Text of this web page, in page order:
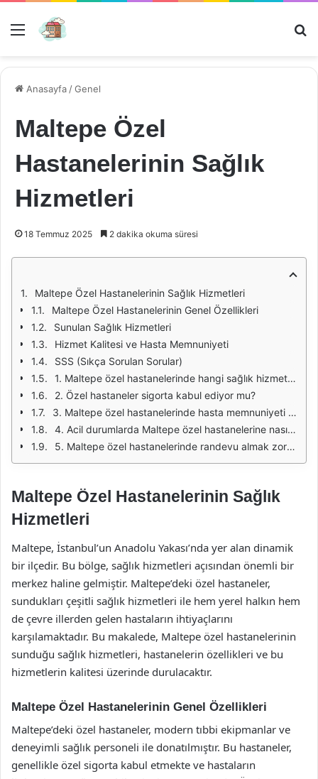
Menü
Anasayfa /Genel
Maltepe Özel
Hastanelerinin Sağlık
Hizmetleri
18 Temmuz 2025 2 dakika okuma süresi
Maltepe Özel Hastanelerinin Sağlık Hizmetleri
Maltepe Özel Hastanelerinin Genel Özellikleri
Sunulan Sağlık Hizmetleri
Hizmet Kalitesi ve Hasta Memnuniyeti
SSS (Sıkça Sorulan Sorular)
1. Maltepe özel hastanelerinde hangi sağlık hizmetleri sunulmaktadır?
2. Özel hastaneler sigorta kabul ediyor mu?
3. Maltepe özel hastanelerinde hasta memnuniyeti nasıl sağlanmaktadır?
4. Acil durumlarda Maltepe özel hastanelerine nasıl ulaşabilirim?
5. Maltepe özel hastanelerinde randevu almak zor mu?
Maltepe Özel Hastanelerinin Sağlık
Hizmetleri
Maltepe, İstanbul’un Anadolu Yakası’nda yer alan dinamik
bir ilçedir. Bu bölge, sağlık hizmetleri açısından önemli bir
merkez haline gelmiştir. Maltepe’deki özel hastaneler,
sundukları çeşitli sağlık hizmetleri ile hem yerel halkın hem
de çevre illerden gelen hastaların ihtiyaçlarını
karşılamaktadır. Bu makalede, Maltepe özel hastanelerinin
sunduğu sağlık hizmetleri, hastanelerin özellikleri ve bu
hizmetlerin kalitesi üzerinde durulacaktır.
Maltepe Özel Hastanelerinin Genel Özellikleri
Maltepe’deki özel hastaneler, modern tıbbi ekipmanlar ve
deneyimli sağlık personeli ile donatılmıştır. Bu hastaneler,
genellikle özel sigorta kabul etmekte ve hastaların